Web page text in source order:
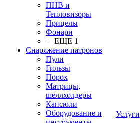
ПНВ и
Тепловизоры
Прицелы
Фонари
+ ЕЩЕ 1
Снаряжение патронов
Пули
Гильзы
Порох
Матрицы,
шеллхолдеры
Капсюли
Оборудование и
Услуги